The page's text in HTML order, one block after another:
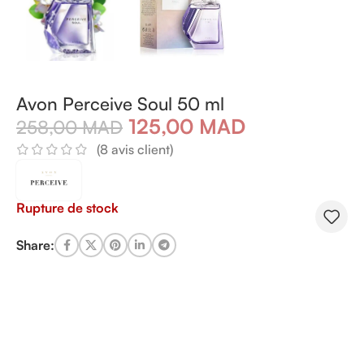
Avon Perceive Soul 50 ml
258,00MAD 125,00 MAD
(8 avis client)
Rupture de stock
Share: